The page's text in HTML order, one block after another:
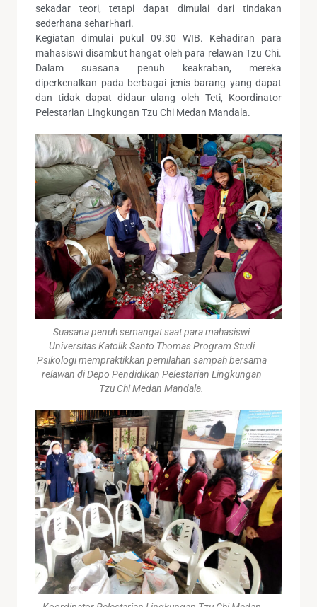
sekadar teori, tetapi dapat dimulai dari tindakan
sederhana sehari-hari.
Kegiatan dimulai pukul 09.30 WIB. Kehadiran para
mahasiswi disambut hangat oleh para relawan Tzu Chi.
Dalam suasana penuh keakraban, mereka
diperkenalkan pada berbagai jenis barang yang dapat
dan tidak dapat didaur ulang oleh Teti, Koordinator
Pelestarian Lingkungan Tzu Chi Medan Mandala.
Suasana penuh semangat saat para mahasiswi
Universitas Katolik Santo Thomas Program Studi
Psikologi mempraktikkan pemilahan sampah bersama
relawan di Depo Pendidikan Pelestarian Lingkungan
Tzu Chi Medan Mandala.